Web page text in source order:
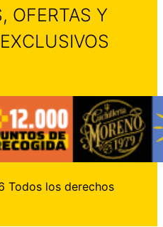
OFERTAS Y
Todos los derechos